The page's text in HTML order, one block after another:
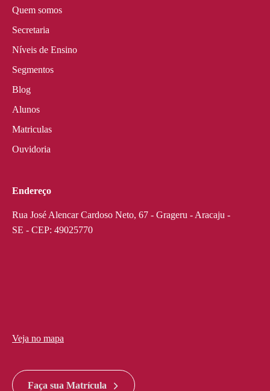
Quem somos
Secretaria
Níveis de Ensino
Segmentos
Blog
Alunos
Matriculas
Ouvidoria
Endereço
Rua José Alencar Cardoso Neto, 67 - Grageru - Aracaju -
SE - CEP: 49025770
Veja no mapa
Faça sua Matrícula